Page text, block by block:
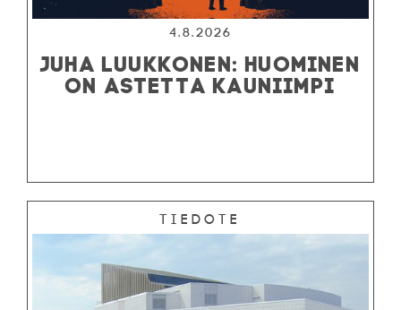
4.8.2026
JUHA LUUKKONEN: HUOMINEN
ON ASTETTA KAUNIIMPI
Tiedote